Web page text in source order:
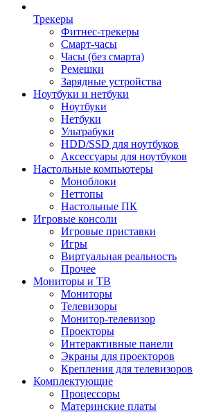
Трекеры
Фитнес-трекеры
Смарт-часы
Часы (без смарта)
Ремешки
Зарядные устройства
Ноутбуки и нетбуки
Ноутбуки
Нетбуки
Ультрабуки
HDD/SSD для ноутбуков
Аксессуары для ноутбуков
Настольные компьютеры
Моноблоки
Неттопы
Настольные ПК
Игровые консоли
Игровые приставки
Игры
Виртуальная реальность
Прочее
Мониторы и ТВ
Мониторы
Телевизоры
Монитор-телевизор
Проекторы
Интерактивные панели
Экраны для проекторов
Крепления для телевизоров
Комплектующие
Процессоры
Материнские платы